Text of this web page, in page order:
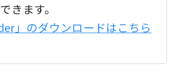
きます。
」のダウンロードはこちら